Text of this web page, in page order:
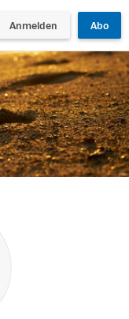
Anmelden Abo